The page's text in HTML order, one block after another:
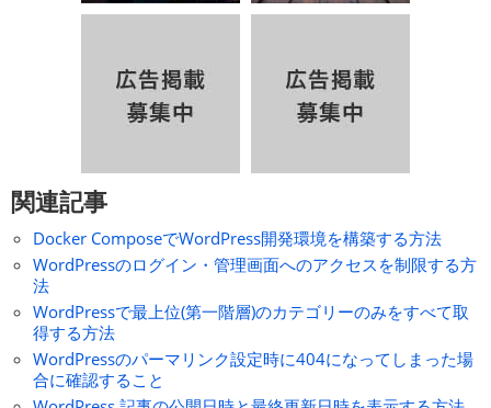
関連記事
Docker ComposeでWordPress開発環境を構築する方法
WordPressのログイン・管理画面へのアクセスを制限する方
法
WordPressで最上位(第一階層)のカテゴリーのみをすべて取
得する方法
WordPressのパーマリンク設定時に404になってしまった場
合に確認すること